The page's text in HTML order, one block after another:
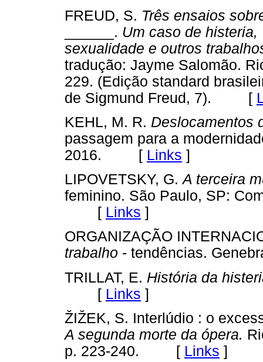
FREUD, S. Três ensaios
______. Um caso de
sexualidade e outros
tradução: Jayme Salomão.
229. (Edição standard
de Sigmund Freud, 7). [
KEHL, M. R. Deslocamentos
passagem para a
2016. [ Links ]
LIPOVETSKY, G.A terceira
feminino. São Paulo, SP:
[ Links ]
ORGANIZAÇÃO
trabalho - tendências.
TRILLAT, E. História da
[ Links ]
ŽIŽEK, S. Interlúdio : o
A segunda morte da ópera.
p. 223-240. [ Links ]